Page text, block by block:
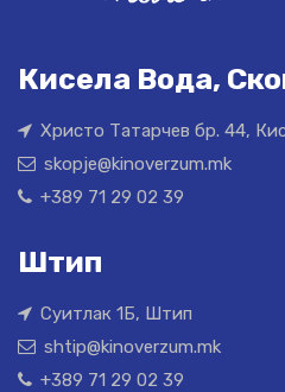
Кисела Вода,
Христо Татарчев бр. 44,
skopje@kinoverzum.mk
+389 71 29 02 39
Штип
Суитлак 1Б, Штип
shtip@kinoverzum.mk
+389 71 29 02 39